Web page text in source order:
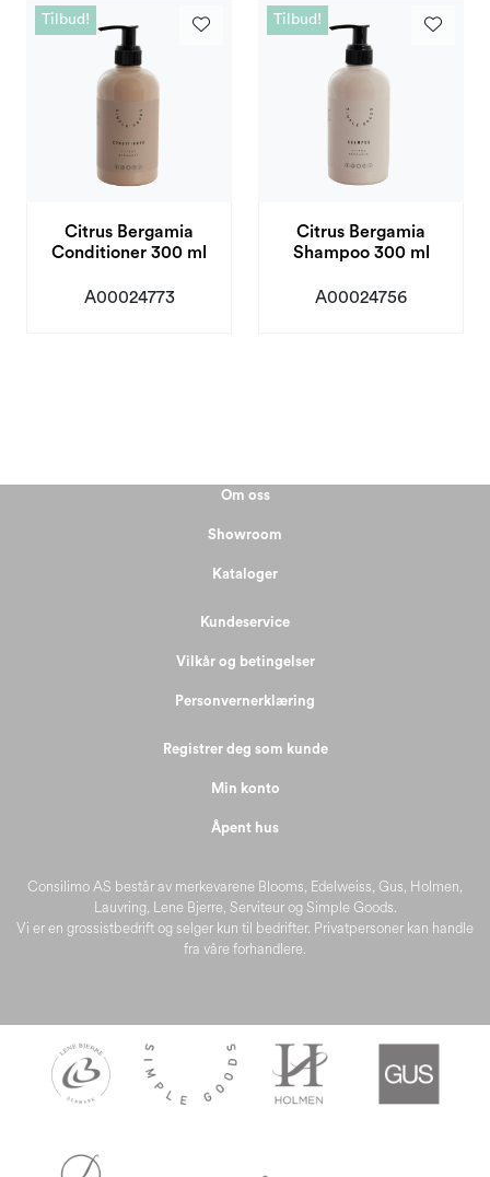
Tilbud!
Citrus Bergamia
Conditioner 300 ml
A00024773
Tilbud!
Citrus Bergamia
Shampoo 300 ml
A00024756
Consilimo AS består av merkevarene Blooms, Edelweiss, Gus, Holmen,
Lauvring, Lene Bjerre, Serviteur og Simple Goods.
Vi er en grossistbedrift og selger kun til bedrifter. Privatpersoner kan handle
fra våre forhandlere.
Om oss
Showroom
Kataloger
Kundeservice
Vilkår og betingelser
Personvernerklæring
Registrer deg som kunde
Min konto
Åpent hus